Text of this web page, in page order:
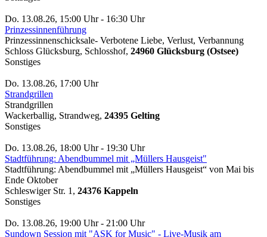
Do. 13.08.26, 15:00 Uhr - 16:30 Uhr
Prinzessinnenführung
Prinzessinnenschicksale- Verbotene Liebe, Verlust, Verbannung
Schloss Glücksburg, Schlosshof, 24960 Glücksburg (Ostsee)
Sonstiges
Do. 13.08.26, 17:00 Uhr
Strandgrillen
Strandgrillen
Wackerballig, Strandweg, 24395 Gelting
Sonstiges
Do. 13.08.26, 18:00 Uhr - 19:30 Uhr
Stadtführung: Abendbummel mit „Müllers Hausgeist"
Stadtführung: Abendbummel mit „Müllers Hausgeist“ von Mai bis
Ende Oktober
Schleswiger Str. 1, 24376 Kappeln
Sonstiges
Do. 13.08.26, 19:00 Uhr - 21:00 Uhr
Sundown Session mit "ASK for Music" - Live-Musik am